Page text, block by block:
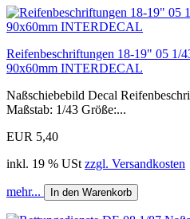
Reifenbeschriftungen 18-19" 05 1/
90x60mm INTERDECAL
Naßschiebebild Decal
Maßstab: 1/43 Größe:...
EUR 5,40
inkl. 19 % USt zzgl. Versandkosten
mehr... In den Warenkorb